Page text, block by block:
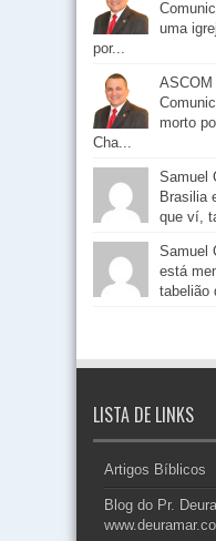
uma
por...
morto
Cha...
Samuel
Brasilia
que ví,
Samuel
está
tabelião
LISTA DE LINKS
Artigos Bíblicos
Blog do Pr.